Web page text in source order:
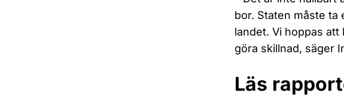
bor. Staten måste ta
landet. Vi hoppas
göra skillnad, säger
Läs